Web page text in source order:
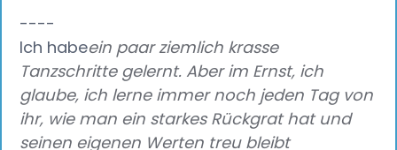
‍----
Ich habeein paar ziemlich krasse
Tanzschritte gelernt. Aber im Ernst, ich
glaube, ich lerne immer noch jeden Tag von
ihr, wie man ein starkes Rückgrat hat und
seinen eigenen Werten treu bleibt